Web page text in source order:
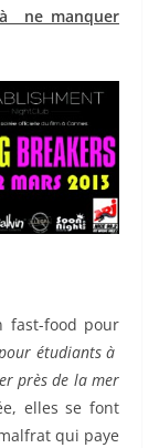
à ne manquer
fast-food pour
étudiants à
près de la mer
elles se font
qui paye